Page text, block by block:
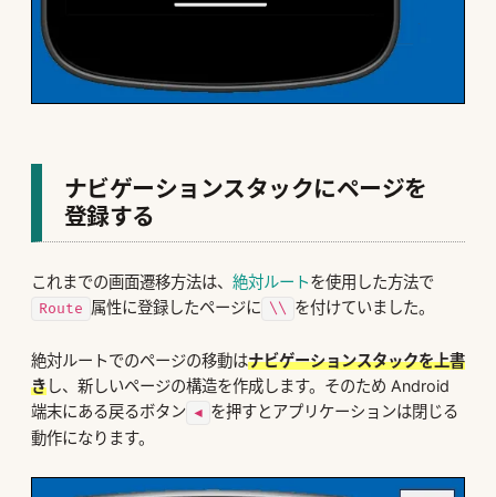
ナビゲーションスタックにページを
登録する
これまでの画面遷移方法は、 絶対ルートを使用した方法で
Route 属性に登録したページに \\ を付けていました。
絶対ルートでのページの移動はナビゲーションスタックを上書
きし、新しいページの構造を作成します。そのため Android
端末にある戻るボタン ◀ を押すとアプリケーションは閉じる
動作になります。